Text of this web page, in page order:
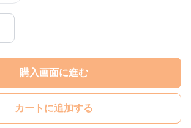
購入画面に進む
カートに追加する